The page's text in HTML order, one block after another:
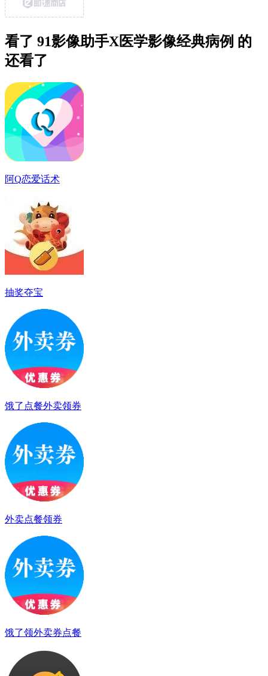
看了 91影像助手X医学影像经典病例 的
还看了
阿Q恋爱话术
抽奖夺宝
饿了点餐外卖领券
外卖点餐领券
饿了领外卖券点餐